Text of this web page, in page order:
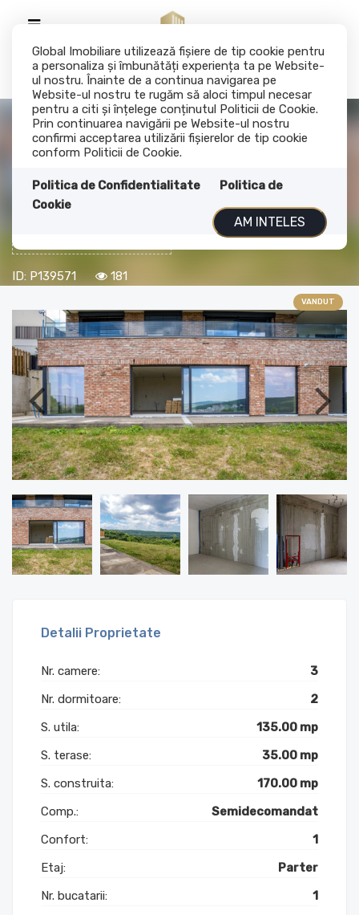
Global Imobiliare utilizează fişiere de tip cookie pentru
a personaliza și îmbunătăți experiența ta pe Website-
ul nostru. Înainte de a continua navigarea pe
Website-ul nostru te rugăm să aloci timpul necesar
pentru a citi și înțelege conținutul Politicii de Cookie.
Prin continuarea navigării pe Website-ul nostru
confirmi acceptarea utilizării fişierelor de tip cookie
conform Politicii de Cookie.
Politica de Confidentialitate
Politica de
Cookie
AM INTELES
Acest anunt nu mai este activ !
3 camere, semifinisat, 135 mp, terasa,
curte, parcare, zona Europa
340.000€
ID: P139571 181
VANDUT
Detalii Proprietate
Nr. camere:
3
Nr. dormitoare:
2
S. utila:
135.00 mp
S. terase:
35.00 mp
S. construita:
170.00 mp
Comp.:
Semidecomandat
Confort:
1
Etaj:
Parter
Nr. bucatarii:
1